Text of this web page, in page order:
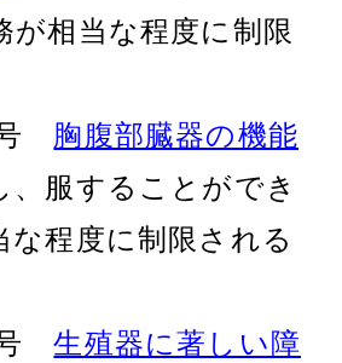
が相当な程度に制限
胸腹部臓器の機能
、服することができ
な程度に制限される
号生殖器に著しい障